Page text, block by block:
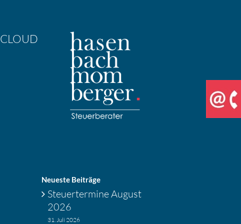
CLOUD
Neueste Beiträge
Steuer­ter­mine August
2026
31. Juli 2026